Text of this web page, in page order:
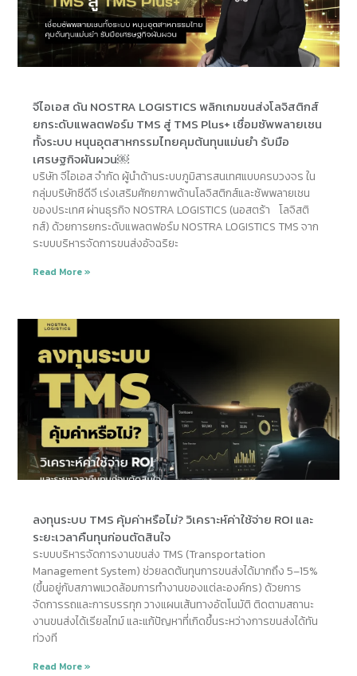
จีไอเอส ดัน NOSTRA LOGISTICS พลิกเกมขนส่งโลจิสติกส์
ยกระดับแพลตฟอร์ม TMS สู่ TMS Plus+ เชื่อมซัพพลายเชน
ทั้งระบบ หนุนอุตสาหกรรมไทยคุมต้นทุนแม่นยำ รับมือ
เศรษฐกิจผันผวน￼
บริษัท จีไอเอส จำกัด ผู้นำด้านระบบภูมิสารสนเทศแบบครบวงจร ใน
กลุ่มบริษัทซีดีจี เร่งเสริมศักยภาพด้านโลจิสติกส์และซัพพลายเชน
ของประเทศ ผ่านธุรกิจ NOSTRA LOGISTICS (นอสตร้า โลจิสติ
กส์) ด้วยการยกระดับแพลตฟอร์ม NOSTRA LOGISTICS TMS จาก
ระบบบริหารจัดการขนส่งอัจฉริยะ
Read More »
ลงทุนระบบ TMS คุ้มค่าหรือไม่? วิเคราะห์ค่าใช้จ่าย ROI และ
ระยะเวลาคืนทุนก่อนตัดสินใจ
ระบบบริหารจัดการงานขนส่ง TMS (Transportation
Management System) ช่วยลดต้นทุนการขนส่งได้มากถึง 5–15%
(ขึ้นอยู่กับสภาพแวดล้อมการทำงานของแต่ละองค์กร) ด้วยการ
จัดการรถและการบรรทุก วางแผนเส้นทางอัตโนมัติ ติดตามสถานะ
งานขนส่งได้เรียลไทม์ และแก้ปัญหาที่เกิดขึ้นระหว่างการขนส่งได้ทัน
ท่วงที
Read More »